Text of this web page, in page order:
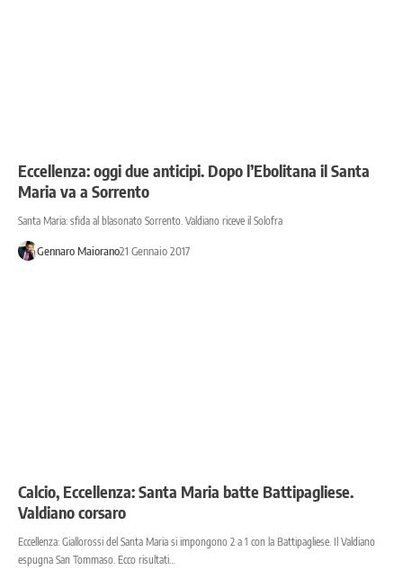
Eccellenza: oggi due anticipi. Dopo l’Ebolitana il Santa
Maria va a Sorrento
Santa Maria: sfida al blasonato Sorrento. Valdiano riceve il Solofra
Gennaro Maiorano21 Gennaio 2017
Calcio, Eccellenza: Santa Maria batte Battipagliese.
Valdiano corsaro
Eccellenza: Giallorossi del Santa Maria si impongono 2 a 1 con la Battipagliese. Il Valdiano
espugna San Tommaso. Ecco risultati…